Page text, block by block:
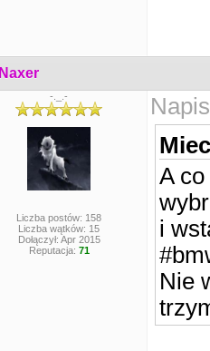
Naxer
-._.-
Liczba postów: 158
Liczba wątków: 15
Dołączył: Apr 2015
Reputacja: 71
A
i
Nie